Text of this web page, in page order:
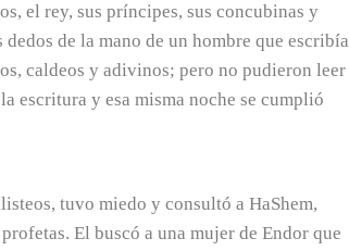
el rey, sus príncipes, sus concubinas y
de la mano de un hombre que escribía
caldeos y adivinos; pero no pudieron leer
escritura y esa misma noche se cumplió
tuvo miedo y consultó a HaShem,
El buscó a una mujer de Endor que